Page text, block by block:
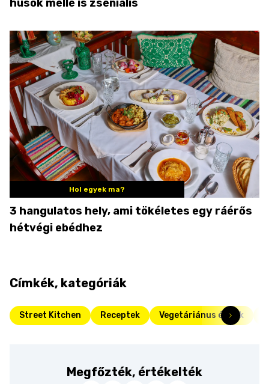
húsok mellé is zseniális
Hol egyek ma?
3 hangulatos hely, ami tökéletes egy ráérős
hétvégi ebédhez
Címkék, kategóriák
Street Kitchen Receptek Vegetáriánus ételek
Megfőzték, értékelték